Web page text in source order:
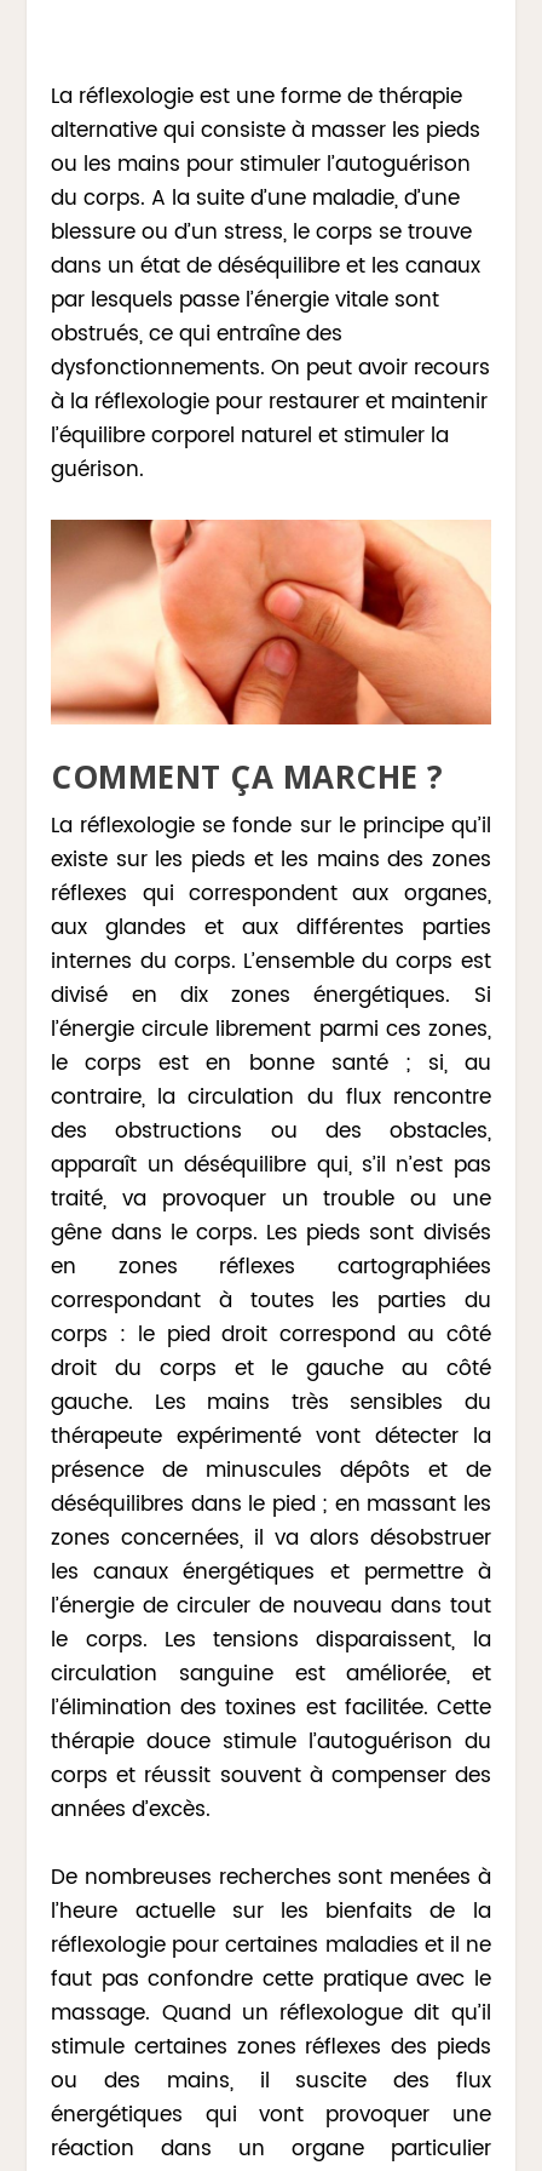
La réflexologie est une forme de thérapie
alternative qui consiste à masser les pieds
ou les mains pour stimuler l’autoguérison
du corps. A la suite d’une maladie, d’une
blessure ou d’un stress, le corps se trouve
dans un état de déséquilibre et les canaux
par lesquels passe l’énergie vitale sont
obstrués, ce qui entraîne des
dysfonctionnements. On peut avoir recours
à la réflexologie pour restaurer et maintenir
l’équilibre corporel naturel et stimuler la
guérison.
COMMENT ÇA MARCHE ?
La réflexologie se fonde sur le principe qu’il
existe sur les pieds et les mains des zones
réflexes qui correspondent aux organes,
aux glandes et aux différentes parties
internes du corps. L’ensemble du corps est
divisé en dix zones énergétiques. Si
l’énergie circule librement parmi ces zones,
le corps est en bonne santé ; si, au
contraire, la circulation du flux rencontre
des obstructions ou des obstacles,
apparaît un déséquilibre qui, s’il n’est pas
traité, va provoquer un trouble ou une
gêne dans le corps. Les pieds sont divisés
en zones réflexes cartographiées
correspondant à toutes les parties du
corps : le pied droit correspond au côté
droit du corps et le gauche au côté
gauche. Les mains très sensibles du
thérapeute expérimenté vont détecter la
présence de minuscules dépôts et de
déséquilibres dans le pied ; en massant les
zones concernées, il va alors désobstruer
les canaux énergétiques et permettre à
l’énergie de circuler de nouveau dans tout
le corps. Les tensions disparaissent, la
circulation sanguine est améliorée, et
l’élimination des toxines est facilitée. Cette
thérapie douce stimule l’autoguérison du
corps et réussit souvent à compenser des
années d’excès.
De nombreuses recherches sont menées à
l’heure actuelle sur les bienfaits de la
réflexologie pour certaines maladies et il ne
faut pas confondre cette pratique avec le
massage. Quand un réflexologue dit qu’il
stimule certaines zones réflexes des pieds
ou des mains, il suscite des flux
énergétiques qui vont provoquer une
réaction dans un organe particulier